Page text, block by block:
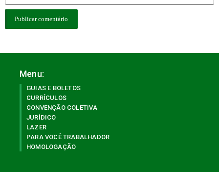
Menu:
GUIAS E BOLETOS
CURRÍCULOS
CONVENÇÃO COLETIVA
JURÍDICO
LAZER
PARA VOCÊ TRABALHADOR
HOMOLOGAÇÃO